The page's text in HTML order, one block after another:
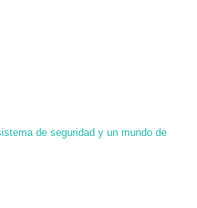
de seguridad y un mundo de